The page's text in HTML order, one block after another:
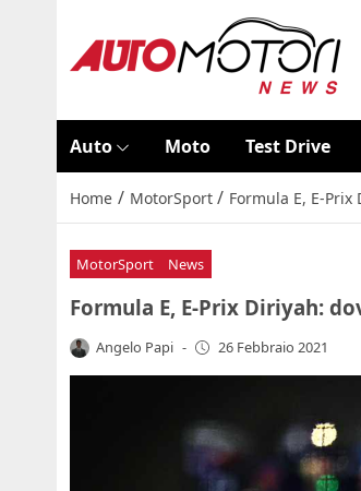
Auto Moto Test Drive
Home / MotorSport / Formula E, E-
MotorSport News
Formula E, E-Prix Diriyah:
Angelo Papi - 26 Febbraio 2021